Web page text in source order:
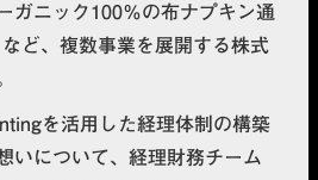
ガニック100％の布ナプキン通
ど、複数事業を展開する株式
を活用した経理体制の構築
いについて、経理財務チーム